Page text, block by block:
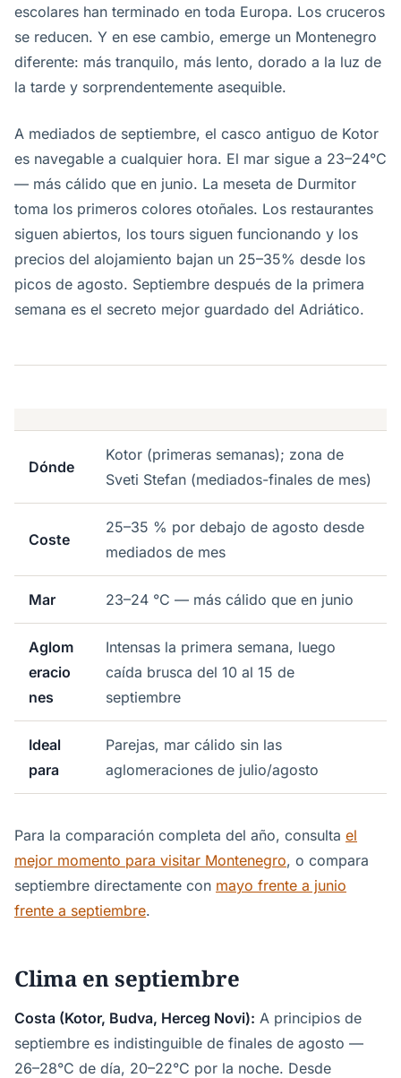
escolares han terminado en toda Europa. Los cruceros
se reducen. Y en ese cambio, emerge un Montenegro
diferente: más tranquilo, más lento, dorado a la luz de
la tarde y sorprendentemente asequible.
A mediados de septiembre, el casco antiguo de Kotor
es navegable a cualquier hora. El mar sigue a 23–24°C
— más cálido que en junio. La meseta de Durmitor
toma los primeros colores otoñales. Los restaurantes
siguen abiertos, los tours siguen funcionando y los
precios del alojamiento bajan un 25–35% desde los
picos de agosto. Septiembre después de la primera
semana es el secreto mejor guardado del Adriático.
Dónde
Kotor (primeras semanas); zona de
Sveti Stefan (mediados-finales de mes)
Coste
25–35 % por debajo de agosto desde
mediados de mes
Mar 23–24 °C — más cálido que en junio
Aglom
eracio
nes
Intensas la primera semana, luego
caída brusca del 10 al 15 de
septiembre
Ideal
para
Parejas, mar cálido sin las
aglomeraciones de julio/agosto
Para la comparación completa del año, consulta el
mejor momento para visitar Montenegro, o compara
septiembre directamente con mayo frente a junio
frente a septiembre.
Clima en septiembre
Costa (Kotor, Budva, Herceg Novi): A principios de
septiembre es indistinguible de finales de agosto —
26–28°C de día, 20–22°C por la noche. Desde